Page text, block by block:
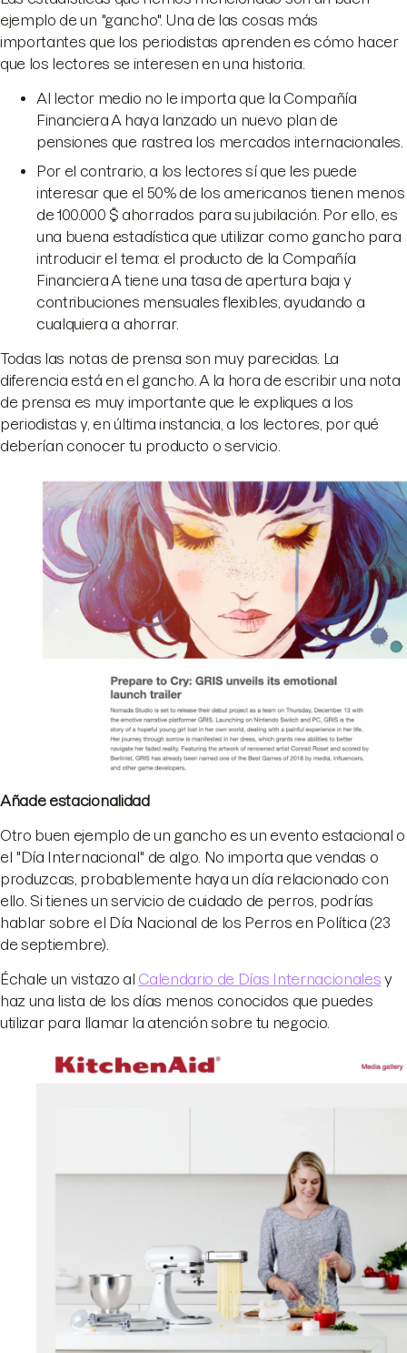
ejemplo de un "gancho". Una de las cosas más
importantes que los periodistas aprenden es cómo hacer
que los lectores se interesen en una historia.
Al lector medio no le importa que la Compañía
Financiera A haya lanzado un nuevo plan de
pensiones que rastrea los mercados internacionales.
Por el contrario, a los lectores sí que les puede
interesar que el 50% de los americanos tienen menos
de 100.000 $ ahorrados para su jubilación. Por ello, es
una buena estadística que utilizar como gancho para
introducir el tema: el producto de la Compañía
Financiera A tiene una tasa de apertura baja y
contribuciones mensuales flexibles, ayudando a
cualquiera a ahorrar.
Todas las notas de prensa son muy parecidas. La
diferencia está en el gancho. A la hora de escribir una nota
de prensa es muy importante que le expliques a los
periodistas y, en última instancia, a los lectores, por qué
deberían conocer tu producto o servicio.
Añade estacionalidad
Otro buen ejemplo de un gancho es un evento estacional o
el "Día Internacional" de algo. No importa que vendas o
produzcas, probablemente haya un día relacionado con
ello. Si tienes un servicio de cuidado de perros, podrías
hablar sobre el Día Nacional de los Perros en Política (23
de septiembre).
Échale un vistazo al Calendario de Días Internacionales y
haz una lista de los días menos conocidos que puedes
utilizar para llamar la atención sobre tu negocio.